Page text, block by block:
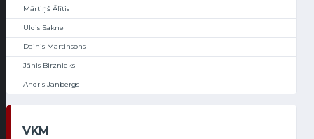
Mārtiņš Ālītis
Uldis Sakne
Dainis Martinsons
Jānis Birznieks
Andris Janbergs
VKM